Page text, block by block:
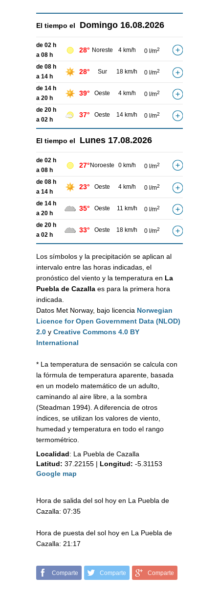
El tiempo el Domingo 16.08.2026
de 02 h
a 08 h
28° Noreste 4 km/h 0 l/m2
de 08 h
a 14 h
28° Sur 18 km/h 0 l/m2
de 14 h
a 20 h
39° Oeste 4 km/h 0 l/m2
de 20 h
a 02 h
37° Oeste 14 km/h 0 l/m2
El tiempo el Lunes 17.08.2026
de 02 h
a 08 h
27° Noroeste 0 km/h 0 l/m2
de 08 h
a 14 h
23° Oeste 4 km/h 0 l/m2
de 14 h
a 20 h
35° Oeste 11 km/h 0 l/m2
de 20 h
a 02 h
33° Oeste 18 km/h 0 l/m2
Los símbolos y la precipitación se aplican al
intervalo entre las horas indicadas, el
pronóstico del viento y la temperatura en La
Puebla de Cazalla es para la primera hora
indicada.
Datos Met Norway, bajo licencia Norwegian
Licence for Open Government Data (NLOD)
2.0 y Creative Commons 4.0 BY
International
* La temperatura de sensación se calcula con
la fórmula de temperatura aparente, basada
en un modelo matemático de un adulto,
caminando al aire libre, a la sombra
(Steadman 1994). A diferencia de otros
índices, se utilizan los valores de viento,
humedad y temperatura en todo el rango
termométrico.
Localidad: La Puebla de Cazalla
Latitud: 37.22155 | Longitud: -5.31153
Google map
Hora de salida del sol hoy en La Puebla de
Cazalla: 07:35
Hora de puesta del sol hoy en La Puebla de
Cazalla: 21:17
Comparte Comparte Comparte